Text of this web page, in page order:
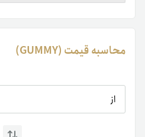
محاسبه قیمت (GUMMY)
از